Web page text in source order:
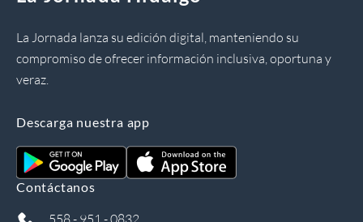
La Jornada lanza su edición digital, manteniendo su
compromiso de ofrecer información inclusiva, oportuna y
veraz.
Descarga nuestra app
Contáctanos